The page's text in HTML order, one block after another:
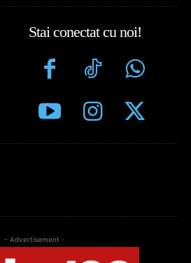
Stai conectat cu noi!
- Advertisement -